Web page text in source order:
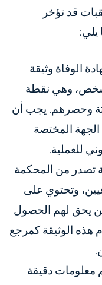
قد تؤخر
يلي:
الوفاة وثيقة
وهي نقطة
وحصرهم. يجب أن
المختصة
للعملية.
تصدر من المحكمة
وتحتوي على
يحق لهم الحصول
الوثيقة كمرجع
معلومات دقيقة